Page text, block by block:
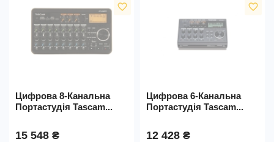
favorite_border
Цифрова 8-Канальна
Портастудія Tascam...
15 548 ₴
favorite_border
Цифрова 6-Канальна
Портастудія Tascam...
12 428 ₴